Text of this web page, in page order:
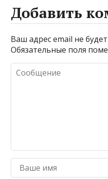
Добавить
Ваш адрес email не
Обязательные поля